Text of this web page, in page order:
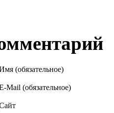
(обязательное)
Mail (обязательное)